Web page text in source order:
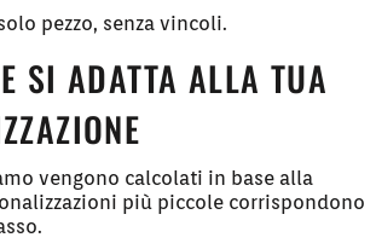
pezzo, senza vincoli.
SI ADATTA ALLA TUA
vengono calcolati in base alla
più piccole corrispondono